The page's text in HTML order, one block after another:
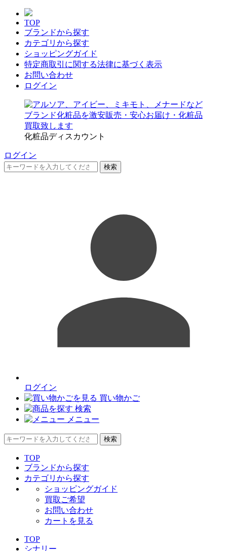
TOP
ブランドから探す
カテゴリから探す
ショッピングガイド
特定商取引に関する法律に基づく表示
お問い合わせ
ログイン
化粧品ディスカウント
ログイン
検索
ログイン
買い物かご
検索
メニュー
検索
TOP
ブランドから探す
カテゴリから探す
ショッピングガイド
買取ご希望
お問い合わせ
カートを見る
TOP
シナリー